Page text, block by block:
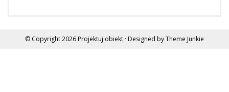
© Copyright 2026 Projektuj obiekt · Designed byTheme Junkie